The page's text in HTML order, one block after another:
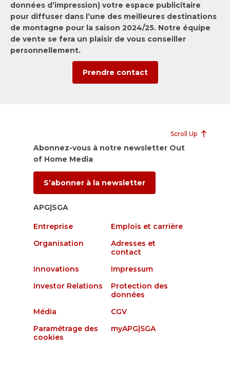
données d’impression) votre espace publicitaire
pour diffuser dans l’une des meilleures destinations
de montagne pour la saison 2024/25. Notre équipe
de vente se fera un plaisir de vous conseiller
personnellement.
Prendre contact
Scroll Up
Abonnez-vous à notre newsletter Out
of Home Media
S’abonner à la newsletter
APG|SGA
Entreprise
Emplois et carrière
Organisation
Adresses et
contact
Innovations
Impressum
Investor Relations
Protection des
données
Média
CGV
Paramétrage des
cookies
myAPG|SGA